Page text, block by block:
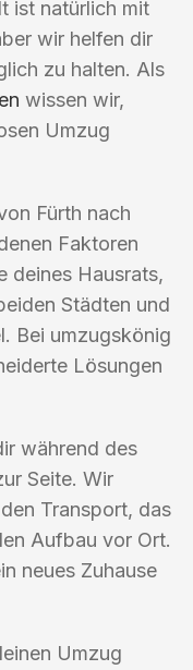
ist natürlich mit
wir helfen dir
zu halten. Als
wissen wir,
Umzug
Fürth nach
Faktoren
deines Hausrats,
Städten und
Bei umzugskönig
Lösungen
während des
Seite. Wir
Transport, das
Aufbau vor Ort.
neues Zuhause
Umzug